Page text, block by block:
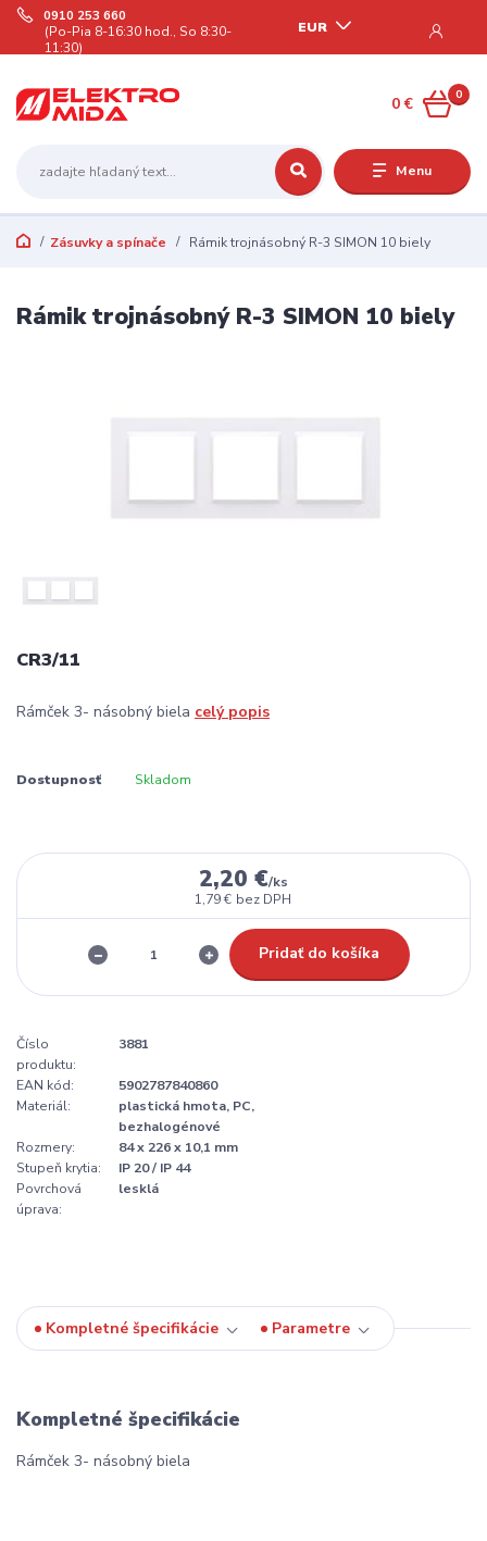
Menu
EUR
0910 253 660
(Po-Pia 8-16:30 hod., So 8:30-
11:30)
0
0 €
Zásuvky a spínače Rámik trojnásobný R-3 SIMON 10 biely
Rámik trojnásobný R-3 SIMON 10 biely
CR3/11
Rámček 3- násobný biela celý popis
Dostupnosť Skladom
2,20 €/ks
1,79 € bez DPH
Pridať do košíka
Číslo
produktu:
3881
EAN kód:
5902787840860
Materiál:
plastická hmota, PC,
bezhalogénové
Rozmery:
84 x 226 x 10,1 mm
Stupeň krytia:
IP 20 / IP 44
Povrchová
úprava:
lesklá
Kompletné špecifikácie Parametre
Kompletné špecifikácie
Rámček 3- násobný biela